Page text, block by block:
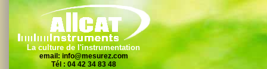
La culture de l'instrumentation
email: info@mesurez.com
Tél : 04 42 34 83 48